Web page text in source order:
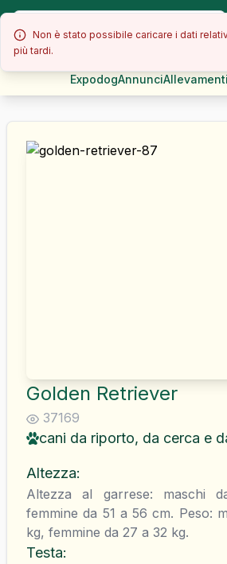
Non è stato possibile caricare i dati
più tardi.
ExpodogAnnunciAllevamenti
Golden Retriever
37169
cani da riporto, da cerca e
Altezza:
Altezza al garrese: maschi
femmine da 51 a 56 cm. Peso:
kg, femmine da 27 a 32 kg.
Testa: